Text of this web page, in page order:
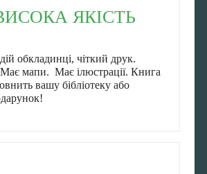
ЯКІСТЬ
обкладинці, чіткий друк.
мапи. Має ілюстрації. Книга
вашу бібліотеку або